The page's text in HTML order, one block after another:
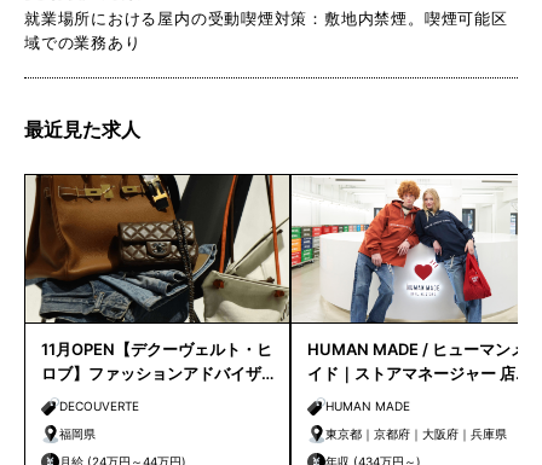
就業場所における屋内の受動喫煙対策：敷地内禁煙。喫煙可能区
域での業務あり
最近見た求人
11月OPEN【デクーヴェルト・ヒ
ロブ】ファッションアドバイザ
ー｜天神店
DECOUVERTE
福岡県
月給 (24万円～44万円)
HUMAN MADE / ヒューマンメ
イド｜ストアマネージャー 店長
候補HUMAN MADE
東京都｜京都府｜大阪府｜兵庫県
年収 (434万円～)